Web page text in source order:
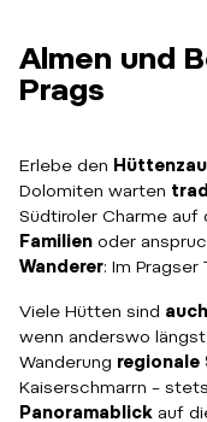
Almen und
Prags
Erlebe den
Dolomiten warten
Südtiroler Charme
Familien oder
Wanderer: Im
Viele Hütten sind
wenn anderswo
Wanderung regionale
Kaiserschmarrn –
Panoramablick auf